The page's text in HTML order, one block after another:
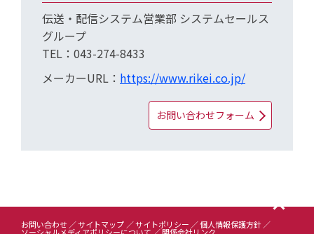
伝送・配信システム営業部 システムセールス
グループ
TEL：043-274-8433
メーカーURL： https://www.rikei.co.jp/
お問い合わせフォーム
お問い合わせ サイトマップ サイトポリシー 個人情報保護方針